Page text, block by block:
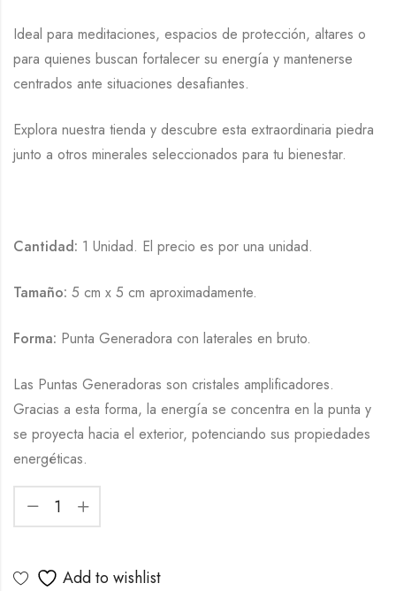
Ideal para meditaciones, espacios de protección, altares o
para quienes buscan fortalecer su energía y mantenerse
centrados ante situaciones desafiantes.
Explora nuestra tienda y descubre esta extraordinaria piedra
junto a otros minerales seleccionados para tu bienestar.
Cantidad: 1 Unidad. El precio es por una unidad.
Tamaño: 5 cm x 5 cm aproximadamente.
Forma: Punta Generadora con laterales en bruto.
Las Puntas Generadoras son cristales amplificadores.
Gracias a esta forma, la energía se concentra en la punta y
se proyecta hacia el exterior, potenciando sus propiedades
energéticas.
Add to wishlist